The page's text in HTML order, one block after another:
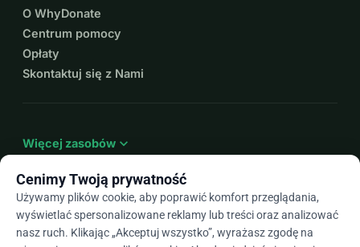
O WhyDonate
Centrum pomocy
Opłaty
Skontaktuj się z Nami
Więcej zasobów expand_more
Plarrow_drop_down
Cenimy Twoją prywatność
Używamy plików cookie, aby poprawić komfort przeglądania,
wyświetlać spersonalizowane reklamy lub treści oraz analizować
nasz ruch. Klikając „Akceptuj wszystko”, wyrażasz zgodę na